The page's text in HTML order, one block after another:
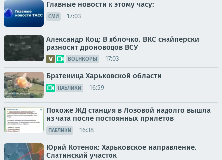
Главные новости к этому часу:
СМИ 17:03
Александр Коц: В яблочко. ВКС снайперски
разносит дроноводов ВСУ
ВОЕНКОРЫ 17:03
Братеница Харьковской области
ПАБЛИКИ 16:59
Похоже ЖД станция в Лозовой надолго вышла
из чата после постоянных прилетов
ПАБЛИКИ 16:38
Юрий Котенок: Харьковское направление.
Слатинский участок